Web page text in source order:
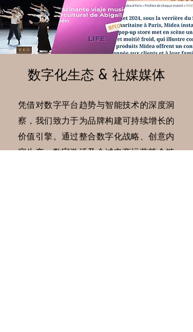
数字化生态 & 社媒媒体
凭借对数字平台趋势与智能技术的深度洞
察，我们致力于为品牌构建可持续增长的
价值引擎。通过整合数字化战略、创意内
容生产、数字激活及全域电商运营等全链